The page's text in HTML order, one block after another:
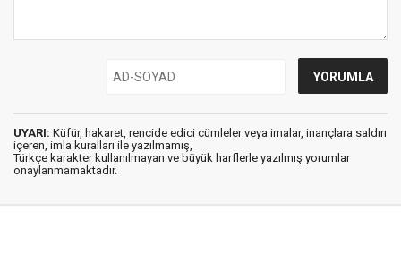
UYARI: Küfür, hakaret, rencide edici cümleler veya imalar, inançlara saldırı
içeren, imla kuralları ile yazılmamış,
Türkçe karakter kullanılmayan ve büyük harflerle yazılmış yorumlar
onaylanmamaktadır.